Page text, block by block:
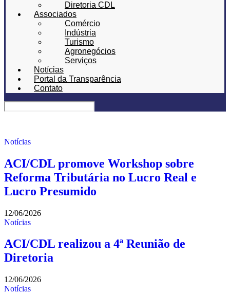
Diretoria CDL
Associados
Comércio
Indústria
Turismo
Agronegócios
Serviços
Notícias
Portal da Transparência
Contato
Notícias
ACI/CDL promove Workshop sobre
Reforma Tributária no Lucro Real e
Lucro Presumido
12/06/2026
Notícias
ACI/CDL realizou a 4ª Reunião de
Diretoria
12/06/2026
Notícias